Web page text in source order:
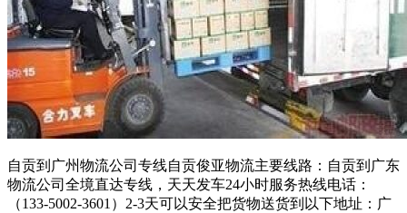
自贡到广州物流公司专线自贡俊亚物流主要线路：自贡到广东
物流公司全境直达专线，天天发车24小时服务热线电话：
（133-5002-3601）2-3天可以安全把货物送货到以下地址：广